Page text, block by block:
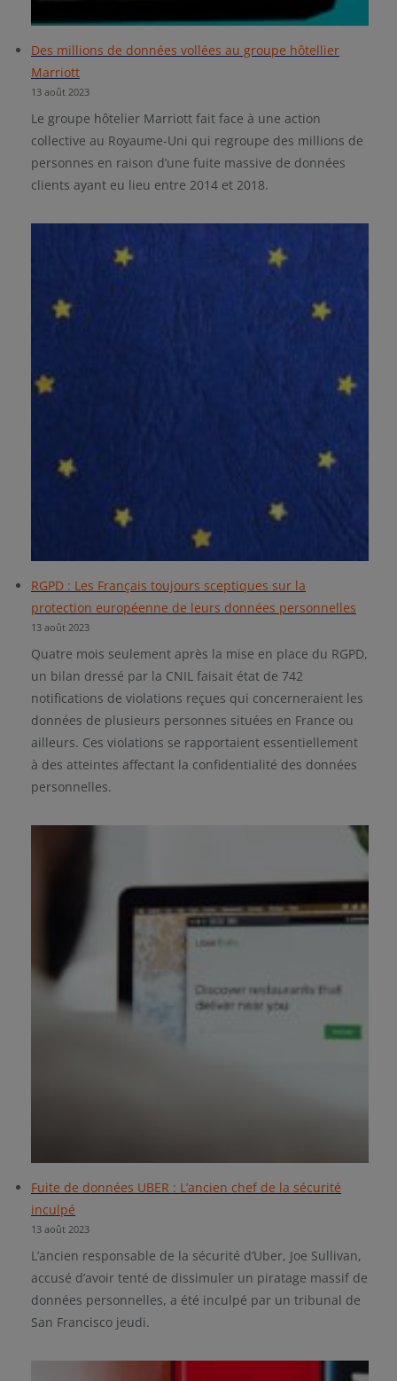
Des millions de données vollées au groupe hôtellier
Marriott
13 août 2023
Le groupe hôtelier Marriott fait face à une action
collective au Royaume-Uni qui regroupe des millions de
personnes en raison d’une fuite massive de données
clients ayant eu lieu entre 2014 et 2018.
RGPD : Les Français toujours sceptiques sur la
protection européenne de leurs données personnelles
13 août 2023
Quatre mois seulement après la mise en place du RGPD,
un bilan dressé par la CNIL faisait état de 742
notifications de violations reçues qui concerneraient les
données de plusieurs personnes situées en France ou
ailleurs. Ces violations se rapportaient essentiellement
à des atteintes affectant la confidentialité des données
personnelles.
Fuite de données UBER : L’ancien chef de la sécurité
inculpé
13 août 2023
L’ancien responsable de la sécurité d’Uber, Joe Sullivan,
accusé d’avoir tenté de dissimuler un piratage massif de
données personnelles, a été inculpé par un tribunal de
San Francisco jeudi.